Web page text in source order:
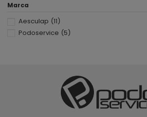
Marca
Aesculap (11)
Podoservice (5)